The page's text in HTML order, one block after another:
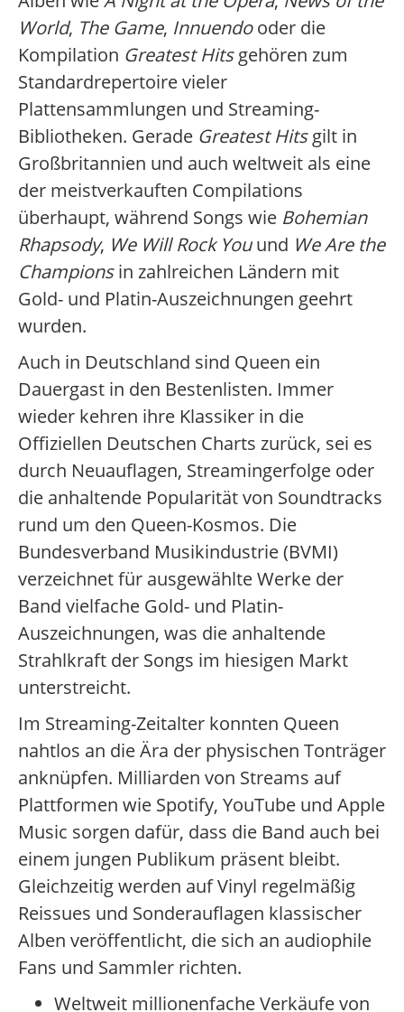
World, The Game, Innuendooder die
Kompilation Greatest Hitsgehören zum
Standardrepertoire vieler
Plattensammlungen und Streaming-
Bibliotheken. Gerade Greatest Hitsgilt in
Großbritannien und auch weltweit als eine
der meistverkauften Compilations
überhaupt, während Songs wie Bohemian
Rhapsody, We Will Rock Youund We Are the
Championsin zahlreichen Ländern mit
Gold- und Platin-Auszeichnungen geehrt
wurden.
Auch in Deutschland sind Queen ein
Dauergast in den Bestenlisten. Immer
wieder kehren ihre Klassiker in die
Offiziellen Deutschen Charts zurück, sei es
durch Neuauflagen, Streamingerfolge oder
die anhaltende Popularität von Soundtracks
rund um den Queen-Kosmos. Die
Bundesverband Musikindustrie (BVMI)
verzeichnet für ausgewählte Werke der
Band vielfache Gold- und Platin-
Auszeichnungen, was die anhaltende
Strahlkraft der Songs im hiesigen Markt
unterstreicht.
Im Streaming-Zeitalter konnten Queen
nahtlos an die Ära der physischen Tonträger
anknüpfen. Milliarden von Streams auf
Plattformen wie Spotify, YouTube und Apple
Music sorgen dafür, dass die Band auch bei
einem jungen Publikum präsent bleibt.
Gleichzeitig werden auf Vinyl regelmäßig
Reissues und Sonderauflagen klassischer
Alben veröffentlicht, die sich an audiophile
Fans und Sammler richten.
Weltweit millionenfache Verkäufe von